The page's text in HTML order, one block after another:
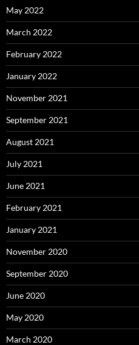
May 2022
March 2022
February 2022
January 2022
November 2021
September 2021
August 2021
July 2021
June 2021
February 2021
January 2021
November 2020
September 2020
June 2020
May 2020
March 2020